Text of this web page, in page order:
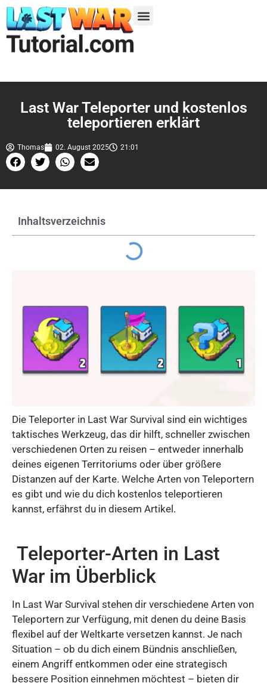
Last War Teleporter und kostenlos
teleportieren erklärt
Thomas 02. August 2025 21:01
Inhaltsverzeichnis
Die Teleporter in Last War Survival sind ein wichtiges
taktisches Werkzeug, das dir hilft, schneller zwischen
verschiedenen Orten zu reisen – entweder innerhalb
deines eigenen Territoriums oder über größere
Distanzen auf der Karte. Welche Arten von Teleportern
es gibt und wie du dich kostenlos teleportieren
kannst, erfährst du in diesem Artikel.
Teleporter-Arten in Last
War im Überblick
In Last War Survival stehen dir verschiedene Arten von
Teleportern zur Verfügung, mit denen du deine Basis
flexibel auf der Weltkarte versetzen kannst. Je nach
Situation – ob du dich einem Bündnis anschließen,
einem Angriff entkommen oder eine strategisch
bessere Position einnehmen möchtest – bieten dir